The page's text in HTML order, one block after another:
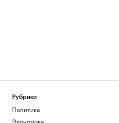
Рубрики
Политика
Экономика